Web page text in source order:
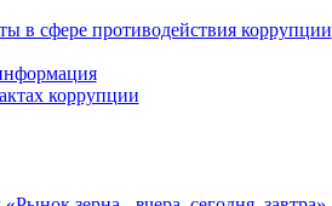
в сфере противодействия коррупции
коррупции